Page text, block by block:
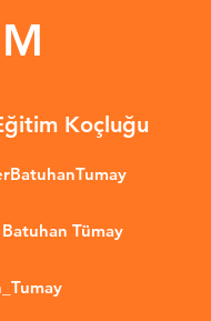
Koçluğu
Tümay